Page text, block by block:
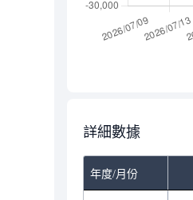
詳細數據
年度/月份
2026/07/29